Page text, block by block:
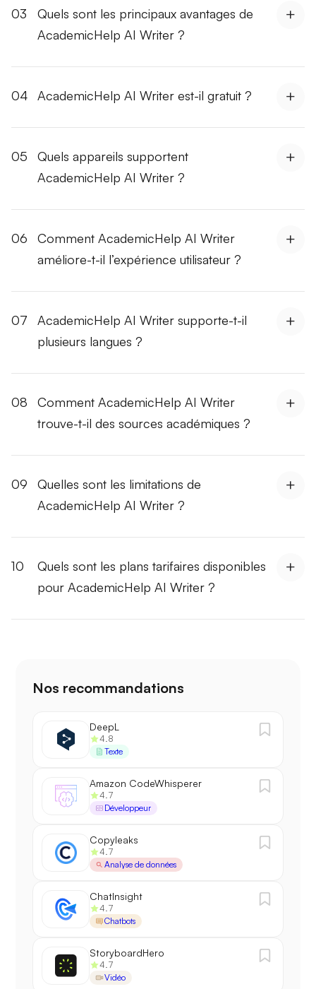
03
Quels sont les principaux avantages de
AcademicHelp AI Writer ?
04 AcademicHelp AI Writer est-il gratuit ?
05
Quels appareils supportent
AcademicHelp AI Writer ?
06
Comment AcademicHelp AI Writer
améliore-t-il l’expérience utilisateur ?
07
AcademicHelp AI Writer supporte-t-il
plusieurs langues ?
08
Comment AcademicHelp AI Writer
trouve-t-il des sources académiques ?
09
Quelles sont les limitations de
AcademicHelp AI Writer ?
10
Quels sont les plans tarifaires disponibles
pour AcademicHelp AI Writer ?
Nos recommandations
DeepL
4.8
Texte
Amazon CodeWhisperer
4.7
Développeur
Copyleaks
4.7
Analyse de données
ChatInsight
4.7
Chatbots
StoryboardHero
4.7
Vidéo